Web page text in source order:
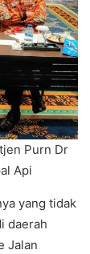
Purn Dr
Api
yang tidak
daerah
Jalan